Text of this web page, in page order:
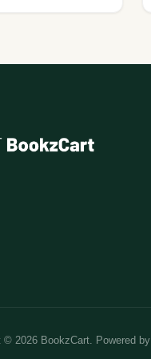
© 2026 BookzCart. Powered by